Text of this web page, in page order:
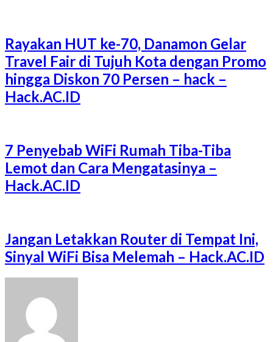
Rayakan HUT ke-70, Danamon Gelar
Travel Fair di Tujuh Kota dengan Promo
hingga Diskon 70 Persen – hack –
Hack.AC.ID
7 Penyebab WiFi Rumah Tiba-Tiba
Lemot dan Cara Mengatasinya –
Hack.AC.ID
Jangan Letakkan Router di Tempat Ini,
Sinyal WiFi Bisa Melemah – Hack.AC.ID